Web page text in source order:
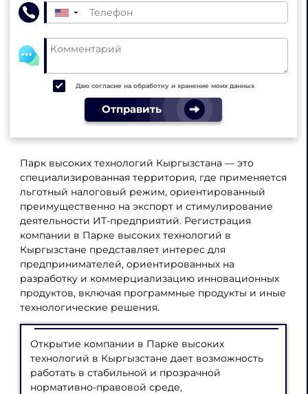
▼
Даю согласие на обработку и хранение моих данных
Отправить
Парк высоких технологий Кыргызстана — это
специализированная территория, где применяется
льготный налоговый режим, ориентированный
преимущественно на экспорт и стимулирование
деятельности ИТ-предприятий. Регистрация
компании в Парке высоких технологий в
Кыргызстане представляет интерес для
предпринимателей, ориентированных на
разработку и коммерциализацию инновационных
продуктов, включая программные продукты и иные
технологические решения.
Открытие компании в Парке высоких
технологий в Кыргызстане дает возможность
работать в стабильной и прозрачной
нормативно-правовой среде,